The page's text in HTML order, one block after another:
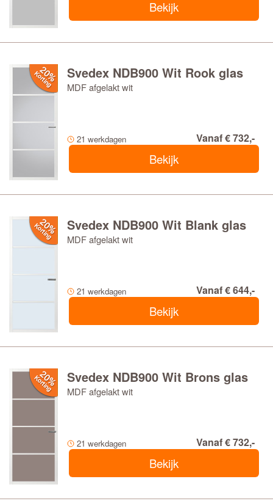
Bekijk
Svedex NDB900 Wit Rook glas
MDF afgelakt wit
21 werkdagen Vanaf € 732,-
Bekijk
Svedex NDB900 Wit Blank glas
MDF afgelakt wit
21 werkdagen Vanaf € 644,-
Bekijk
Svedex NDB900 Wit Brons glas
MDF afgelakt wit
21 werkdagen Vanaf € 732,-
Bekijk